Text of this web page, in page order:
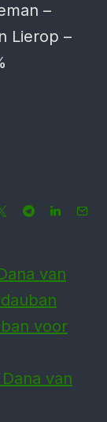
–
Lierop –
van
voor
van